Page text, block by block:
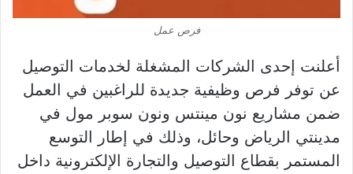
فرص عمل
أعلنت إحدى الشركات المشغلة لخدمات التوصيل
عن توفر فرص وظيفية جديدة للراغبين في العمل
ضمن مشاريع نون مينتس ونون سوبر مول في
مدينتي الرياض وحائل، وذلك في إطار التوسع
المستمر بقطاع التوصيل والتجارة الإلكترونية داخل